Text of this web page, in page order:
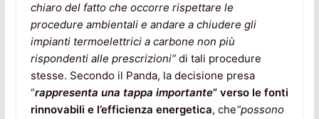
chiaro del fatto che occorre rispettare le
procedure ambientali e andare a chiudere gli
impianti termoelettrici a carbone non più
rispondenti alle prescrizioni”di tali procedure
stesse. Secondo il Panda, la decisione presa
“rappresenta una tappa importante” verso le fonti
rinnovabili e l’efficienza energetica, che“possono